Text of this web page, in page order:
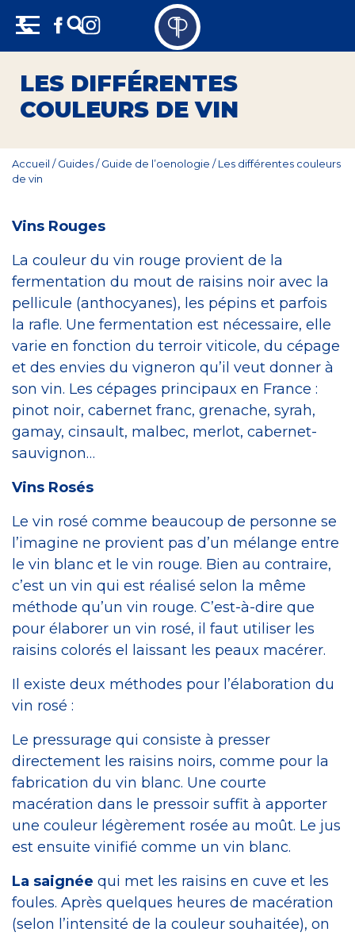
content
LES DIFFÉRENTES
COULEURS DE VIN
Accueil /Guides/Guide de l’oenologie /Les différentes couleurs
de vin
Vins Rouges
La couleur du vin rouge provient de la
fermentation du mout de raisins noir avec la
pellicule (anthocyanes), les pépins et parfois
la rafle. Une fermentation est nécessaire, elle
varie en fonction du terroir viticole, du cépage
et des envies du vigneron qu’il veut donner à
son vin. Les cépages principaux en France :
pinot noir, cabernet franc, grenache, syrah,
gamay, cinsault, malbec, merlot, cabernet-
sauvignon…
Vins Rosés
Le vin rosé comme beaucoup de personne se
l’imagine ne provient pas d’un mélange entre
le vin blanc et le vin rouge. Bien au contraire,
c’est un vin qui est réalisé selon la même
méthode qu’un vin rouge. C’est-à-dire que
pour élaborer un vin rosé, il faut utiliser les
raisins colorés el laissant les peaux macérer.
Il existe deux méthodes pour l’élaboration du
vin rosé :
Le pressurage qui consiste à presser
directement les raisins noirs, comme pour la
fabrication du vin blanc. Une courte
macération dans le pressoir suffit à apporter
une couleur légèrement rosée au moût. Le jus
est ensuite vinifié comme un vin blanc.
La saignée qui met les raisins en cuve et les
foules. Après quelques heures de macération
(selon l’intensité de la couleur souhaitée), on
Champagne
Rhum
Armagnac
Spiritueux
Bières
Bag in box
Craft Spirit
Panneau de gestion des cookies